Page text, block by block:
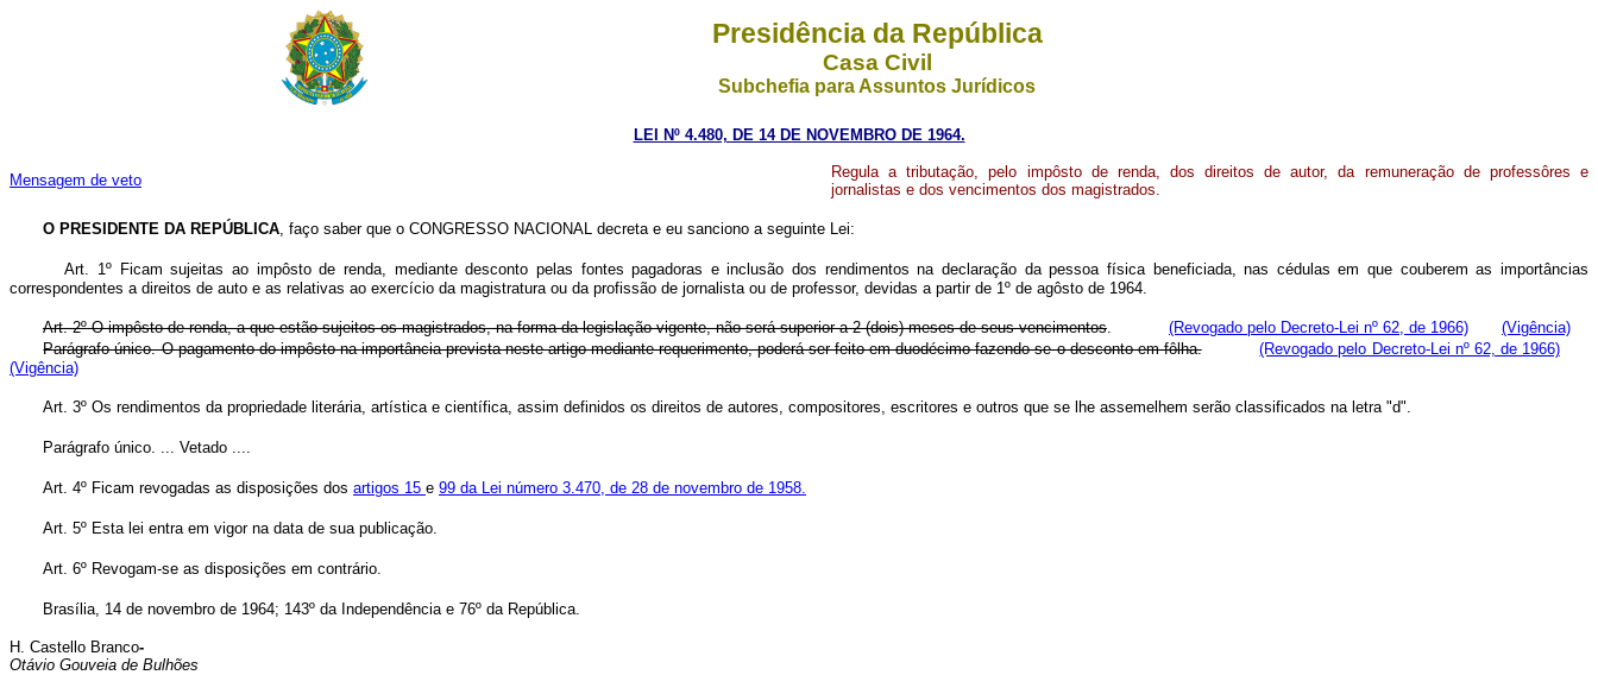
Presidência da República
Casa Civil
Subchefia para Assuntos Jurídicos
LEI Nº 4.480, DE 14 DE NOVEMBRO DE 1964.
Mensagem de veto
Regula a tributação, pelo impôsto de renda, dos direitos de autor, da remuneração de professôres e
jornalistas e dos vencimentos dos magistrados.
O PRESIDENTE DA REPÚBLICA, faço saber que o CONGRESSO NACIONAL decreta e eu sanciono a seguinte Lei:
Art. 1º Ficam sujeitas ao impôsto de renda, mediante desconto pelas fontes pagadoras e inclusão dos rendimentos na declaração da pessoa física beneficiada, nas cédulas em que couberem as importâncias
correspondentes a direitos de auto e as relativas ao exercício da magistratura ou da profissão de jornalista ou de professor, devidas a partir de 1º de agôsto de 1964.
Art. 2º O impôsto de renda, a que estão sujeitos os magistrados, na forma da legislação vigente, não será superior a 2 (dois) meses de seus vencimentos. (Revogado pelo Decreto-Lei nº 62, de 1966)
(Vigência)
Parágrafo único. O pagamento do impôsto na importância prevista neste artigo mediante requerimento, poderá ser feito em duodécimo fazendo-se o desconto em fôlha.
(Revogado pelo Decreto-Lei nº 62, de 1966)
(Vigência)
Art. 3º Os rendimentos da propriedade literária, artística e científica, assim definidos os direitos de autores, compositores, escritores e outros que se lhe assemelhem serão classificados na letra "d".
Parágrafo único. ... Vetado ....
Art. 4º Ficam revogadas as disposições dos artigos 15 e 99 da Lei número 3.470, de 28 de novembro de 1958.
Art. 5º Esta lei entra em vigor na data de sua publicação.
Art. 6º Revogam-se as disposições em contrário.
Brasília, 14 de novembro de 1964; 143º da Independência e 76º da República.
H. Castello Branco-
Otávio Gouveia de Bulhões